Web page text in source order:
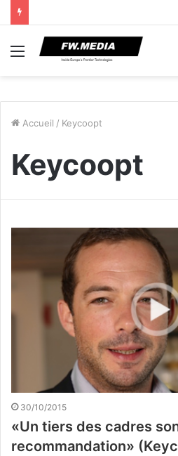
Menu
Accueil / Keycoopt
Keycoopt
30/10/2015
«Un tiers des cadres
recommandation»